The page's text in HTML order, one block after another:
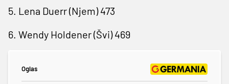
5. Lena Duerr (Njem) 473
6. Wendy Holdener (Švi) 469
Oglas